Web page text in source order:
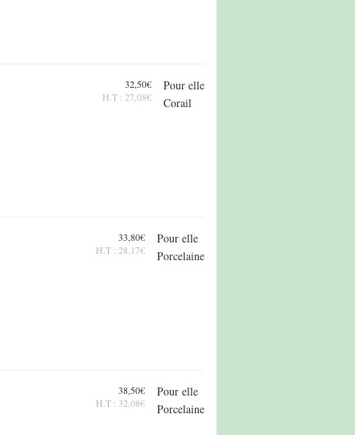
Pour elle
Corail
32,50€
H.T : 27,08€
Pour elle
Porcelaine
33,80€
H.T : 28,17€
Pour elle
Porcelaine
38,50€
H.T : 32,08€